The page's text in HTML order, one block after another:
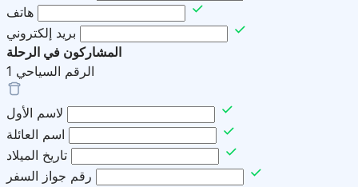
هاتف
بريد إلكتروني
المشاركون في الرحلة
الرقم السياحي 1
لاسم الأول
اسم العائلة
تاريخ الميلاد
رقم جواز السفر